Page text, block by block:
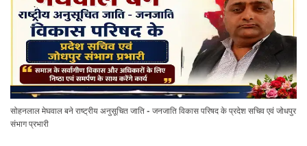
सोहनलाल मेघवाल बने राष्ट्रीय अनुसूचित जाति - जनजाति विकास परिषद के प्रदेश सचिव एवं जोधपुर
संभाग प्रभारी